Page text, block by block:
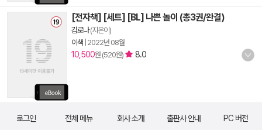
[전자책] [세트] [BL] 나쁜 놀이 (총3권/완결)
김로나(지은이)
이색 2022년 08월
10,500원 (520원) 8.0
로그인 전체 메뉴 회사 소개 출판사 안내 PC 버전